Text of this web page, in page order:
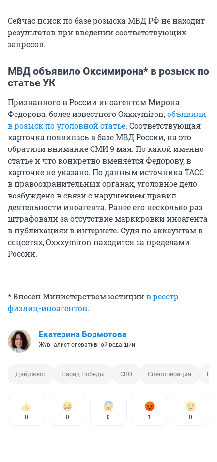
Сейчас поиск по базе розыска МВД РФ не находит
результатов при введении соответствующих
запросов.
МВД объявило Оксимирона* в розыск по
статье УК
Признанного в России иноагентом Мирона
Федорова, более известного Oxxxymiron,объявили
в розыск по уголовной статье. Соответствующая
карточка появилась в базе МВД России, на это
обратили внимание СМИ 9 мая. По какой именно
статье и что конкретно вменяется Федорову, в
карточке не указано. По данным источника ТАСС
в правоохранительных органах, уголовное дело
возбуждено в связи с нарушением правил
деятельности иноагента. Ранее его несколько раз
штрафовали за отсутствие маркировки иноагента
в публикациях в интернете. Судя по аккаунтам в
соцсетях, Oxxxymiron находится за пределами
России.
* Внесен Министерством юстициив реестр
физлиц-иноагентов.
Екатерина Бормотова
Журналист оперативной редакции
Дайджест Парад Победы СВО Спецоперация
0 0 0 1 0